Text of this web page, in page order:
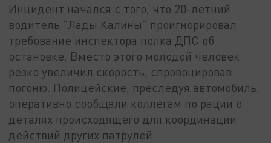
Инцидент начался с того, что 20-летний
водитель "Лады Калины" проигнорировал
требование инспектора полка ДПС об
остановке. Вместо этого молодой человек
резко увеличил скорость, спровоцировав
погоню. Полицейские, преследуя автомобиль,
оперативно сообщали коллегам по рации о
деталях происходящего для координации
действий других патрулей.